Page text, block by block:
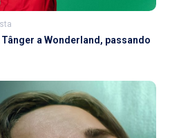
a Wonderland, passando